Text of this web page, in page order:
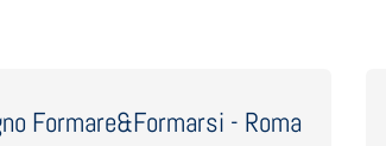
Formare&Formarsi - Roma